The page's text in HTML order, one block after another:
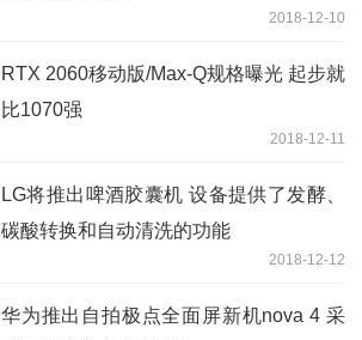
2018-12-10
RTX 2060移动版/Max-Q规格曝光 起步就
比1070强
2018-12-11
LG将推出啤酒胶囊机 设备提供了发酵、
碳酸转换和自动清洗的功能
2018-12-12
华为推出自拍极点全面屏新机nova 4 采